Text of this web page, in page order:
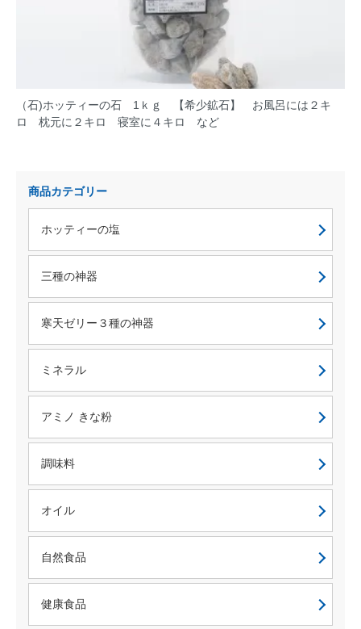
（石)ホッティーの石 1ｋｇ 【希少鉱石】 お風呂には２キ
ロ 枕元に２キロ 寝室に４キロ など
商品カテゴリー
ホッティーの塩
三種の神器
寒天ゼリー３種の神器
ミネラル
アミノ きな粉
調味料
オイル
自然食品
健康食品